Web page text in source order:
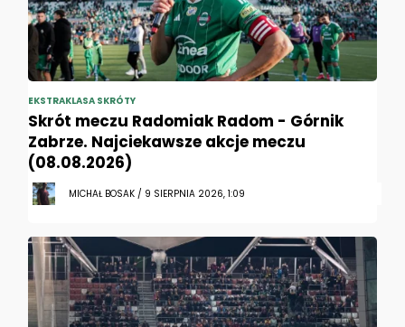
EKSTRAKLASA SKRÓTY
Skrót meczu Radomiak Radom - Górnik
Zabrze. Najciekawsze akcje meczu
(08.08.2026)
MICHAŁ BOSAK / 9 SIERPNIA 2026, 1:09